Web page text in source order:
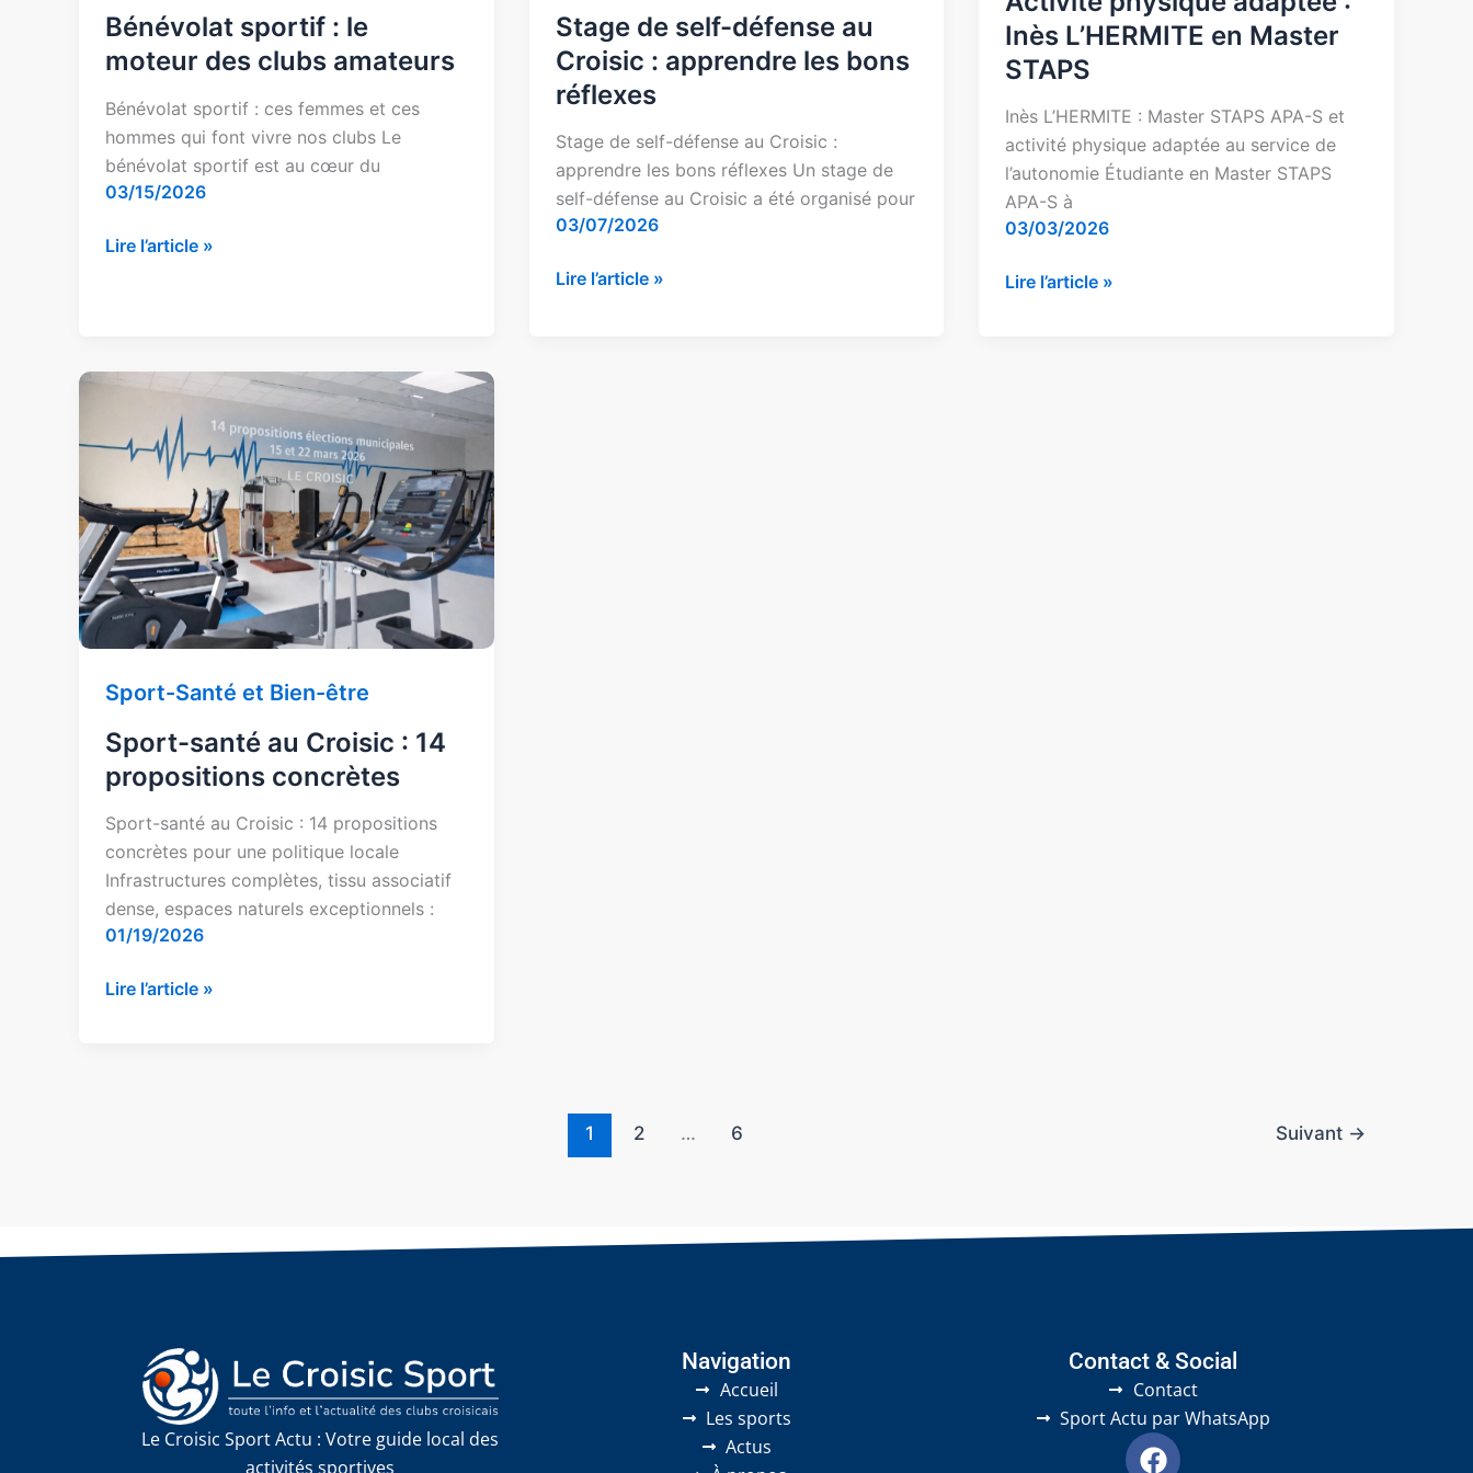
Bénévolat sportif : le
moteur des clubs amateurs
Bénévolat sportif : ces femmes et ces
hommes qui font vivre nos clubs Le
bénévolat sportif est au cœur du
03/15/2026
Lire l’article »
Stage de self-défense au
Croisic : apprendre les bons
réflexes
Stage de self-défense au Croisic :
apprendre les bons réflexes Un stage de
self-défense au Croisic a été organisé pour
03/07/2026
Lire l’article »
Inès L’HERMITE en Master
STAPS
Inès L’HERMITE : Master STAPS APA-S et
activité physique adaptée au service de
l’autonomie Étudiante en Master STAPS
APA-S à
03/03/2026
Lire l’article »
Sport-Santé et Bien-être
Sport-santé au Croisic : 14
propositions concrètes
Sport-santé au Croisic : 14 propositions
concrètes pour une politique locale
Infrastructures complètes, tissu associatif
dense, espaces naturels exceptionnels :
01/19/2026
Sport-
au
Croisic
:
14
propositions
concrètes
Lire l’article »
1 2 … 6 Suivant →
Le Croisic Sport Actu : Votre guide local des
activités sportives
Navigation
Accueil
Les sports
Actus
Contact & Social
Contact
Sport Actu par WhatsApp
F